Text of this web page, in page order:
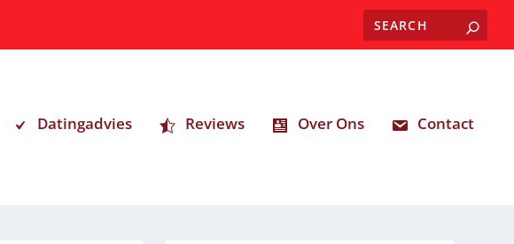
Datingadvies Reviews Over Ons Contact